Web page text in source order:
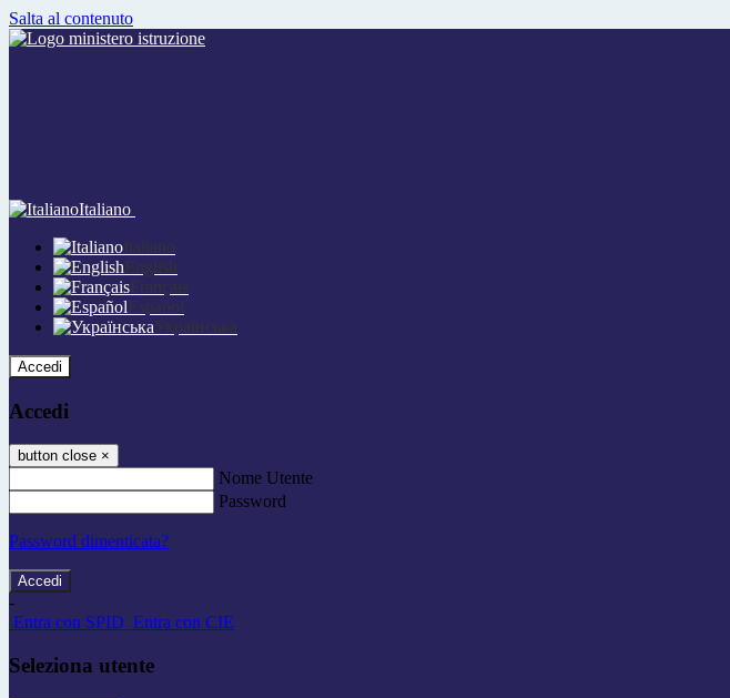
Salta al contenuto
Italiano
Italiano
English
Français
Español
Українська
Accedi
Accedi
button close ×
Nome Utente
Password
Password dimenticata?
-
Entra con SPID Entra con CIE
Seleziona utente